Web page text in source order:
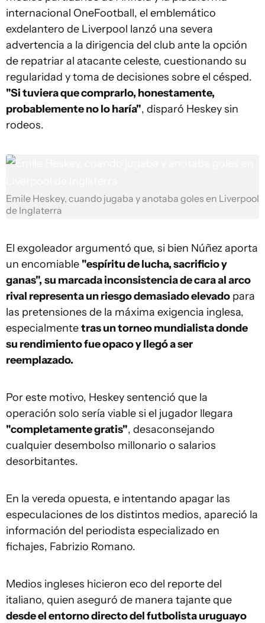
internacional OneFootball, el emblemático
exdelantero de Liverpool lanzó una severa
advertencia a la dirigencia del club ante la opción
de repatriar al atacante celeste, cuestionando su
regularidad y toma de decisiones sobre el césped.
"Si tuviera que comprarlo, honestamente,
probablemente no lo haría", disparó Heskey sin
rodeos.
Emile Heskey, cuando jugaba y anotaba goles en Liverpool
de Inglaterra
El exgoleador argumentó que, si bien Núñez aporta
un encomiable "espíritu de lucha, sacrificio y
ganas", su marcada inconsistencia de cara al arco
rival representa un riesgo demasiado elevado para
las pretensiones de la máxima exigencia inglesa,
especialmentetras un torneo mundialista donde
su rendimiento fue opaco y llegó a ser
reemplazado.
Por este motivo, Heskey sentenció que la
operación solo sería viable si el jugador llegara
"completamente gratis", desaconsejando
cualquier desembolso millonario o salarios
desorbitantes.
En la vereda opuesta, e intentando apagar las
especulaciones de los distintos medios, apareció la
información del periodista especializado en
fichajes, Fabrizio Romano.
Medios ingleses hicieron eco del reporte del
italiano, quien aseguró de manera tajante que
desde el entorno directo del futbolista uruguayo